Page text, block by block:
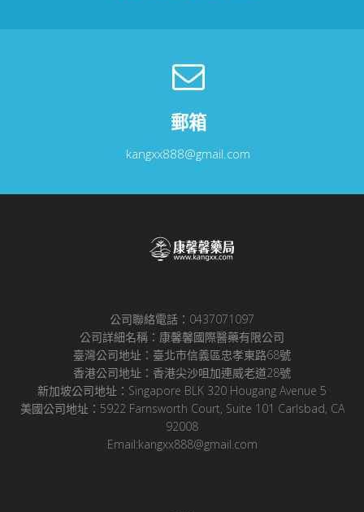
郵箱
kangxx888@gmail.com
公司聯絡電話：0437071097
公司詳細名稱：康馨馨國際醫藥有限公司
臺灣公司地址：臺北市信義區忠孝東路68號
香港公司地址：香港尖沙咀加連威老道28號
新加坡公司地址：Singapore BLK 320 Hougang Avenue 5
美國公司地址：5922 Farnsworth Court, Suite 101 Carlsbad, CA
92008
Email:kangxx888@gmail.com